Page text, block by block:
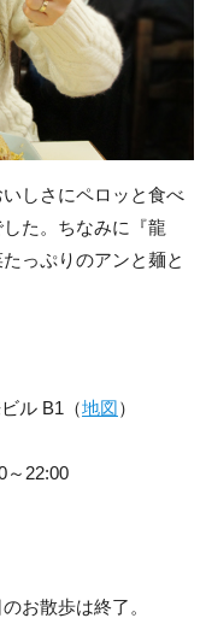
しさにペロッと食べ
た。ちなみに『龍
っぷりのアンと麺と
ル B1（地図）
～22:00
お散歩は終了。